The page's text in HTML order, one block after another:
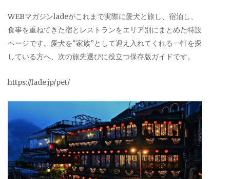
WEBマガジンladeがこれまで実際に愛犬と旅し、宿泊し、
食事を重ねてきた宿とレストランをエリア別にまとめた特設
ページです。愛犬を“家族”として迎え入れてくれる一軒を探
している方へ、次の旅先選びに役立つ保存版ガイドです。
https://lade.jp/pet/